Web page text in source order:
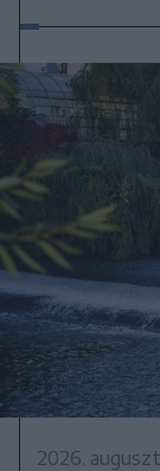
2026.